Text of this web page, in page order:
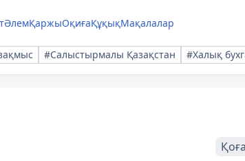
ӘлемҚаржыОқиғаҚұқықМақалалар
#Салыстырмалы Қазақстан #Халық